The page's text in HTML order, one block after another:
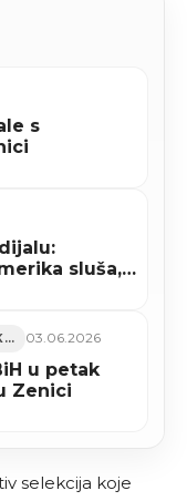
s
sluša,
ZENIČKO-DOBOJSKI KANTON 03.06.2026
u petak
Zenici
selekcija koje